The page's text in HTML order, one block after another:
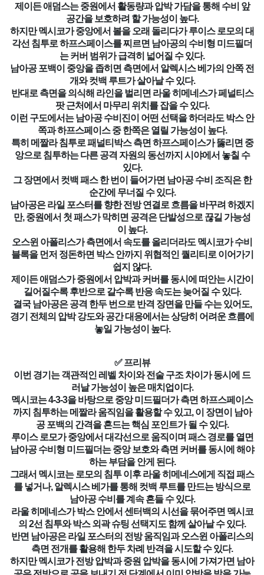
제이든 애덤스는 중원에서 활동량과 압박 가담을 통해 수비 앞
공간을 보호하려 할 가능성이 높다.
하지만 멕시코가 중앙에서 볼을 오래 돌리다가 루이스 로모의 대
각선 침투로 하프스페이스를 찌르면 남아공의 수비형 미드필더
는 커버 범위가 급격히 넓어질 수 있다.
남아공 포백이 중앙을 좁히면 측면에서 알렉시스 베가의 안쪽 전
개와 컷백 루트가 살아날 수 있다.
반대로 측면을 의식해 라인을 벌리면 라울 히메네스가 페널티스
팟 근처에서 마무리 위치를 잡을 수 있다.
이런 구도에서는 남아공 수비진이 어떤 선택을 하더라도 박스 안
쪽과 하프스페이스 중 한쪽은 열릴 가능성이 높다.
특히 메짤라 침투로 패널티박스 측면 하프스페이스가 뚫리면 중
앙으로 침투하는 다른 공격 자원의 동선까지 시야에서 놓칠 수
있다.
그 장면에서 컷백 패스 한 번이 들어가면 남아공 수비 조직은 한
순간에 무너질 수 있다.
남아공은 라일 포스터를 향한 전방 연결로 흐름을 바꾸려 하겠지
만, 중원에서 첫 패스가 막히면 공격은 단발성으로 끊길 가능성
이 높다.
오스윈 아폴리스가 측면에서 속도를 올리더라도 멕시코가 수비
블록을 먼저 정돈하면 박스 안까지 위협적인 퀄리티로 이어가기
쉽지 않다.
제이든 애덤스가 중원에서 압박과 커버를 동시에 떠안는 시간이
길어질수록 후반으로 갈수록 반응 속도는 늦어질 수 있다.
결국 남아공은 공격 한두 번으로 반격 장면을 만들 수는 있어도,
경기 전체의 압박 강도와 공간 대응에서는 상당히 어려운 흐름에
놓일 가능성이 높다.
✅ 프리뷰
이번 경기는 객관적인 레벨 차이와 전술 구조 차이가 동시에 드
러날 가능성이 높은 매치업이다.
멕시코는 4-3-3을 바탕으로 중앙 미드필더가 측면 하프스페이스
까지 침투하는 메짤라 움직임을 활용할 수 있고, 이 장면이 남아
공 포백의 간격을 흔드는 핵심 포인트가 될 수 있다.
루이스 로모가 중앙에서 대각선으로 움직이며 패스 경로를 열면
남아공 수비형 미드필더는 중앙 보호와 측면 커버를 동시에 해야
하는 부담을 안게 된다.
그래서 멕시코는 로모의 침투 이후 라울 히메네스에게 직접 패스
를 넣거나, 알렉시스 베가를 통해 컷백 루트를 만드는 방식으로
남아공 수비를 계속 흔들 수 있다.
라울 히메네스가 박스 안에서 센터백의 시선을 묶어주면 멕시코
의 2선 침투와 박스 외곽 슈팅 선택지도 함께 살아날 수 있다.
반면 남아공은 라일 포스터의 전방 움직임과 오스윈 아폴리스의
측면 전개를 활용해 한두 차례 반격을 시도할 수 있다.
하지만 멕시코가 전방 압박과 중원 압박을 동시에 가져가면 남아